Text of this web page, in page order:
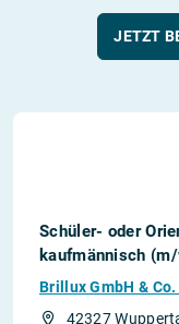
JETZT
Schüler- oder
kaufmännisch
Brillux GmbH & Co.
42327